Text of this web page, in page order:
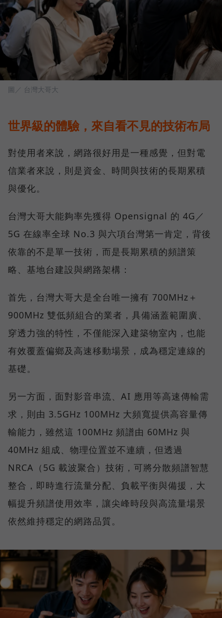
圖／ 台灣大哥大
世界級的體驗，來自看不見的技術布局
對使用者來說，網路很好用是一種感覺，但對電
信業者來說，則是資金、時間與技術的長期累積
與優化。
台灣大哥大能夠率先獲得 Opensignal 的 4G／
5G 在線率全球 No.3 與六項台灣第一肯定，背後
依靠的不是單一技術，而是長期累積的頻譜策
略、基地台建設與網路架構：
首先，台灣大哥大是全台唯一擁有 700MHz＋
900MHz 雙低頻組合的業者，具備涵蓋範圍廣、
穿透力強的特性，不僅能深入建築物室內，也能
有效覆蓋偏鄉及高速移動場景，成為穩定連線的
基礎。
另一方面，面對影音串流、AI 應用等高速傳輸需
求，則由 3.5GHz 100MHz 大頻寬提供高容量傳
輸能力，雖然這 100MHz 頻譜由 60MHz 與
40MHz 組成、物理位置並不連續，但透過
NRCA（5G 載波聚合）技術，可將分散頻譜智慧
整合，即時進行流量分配、負載平衡與備援，大
幅提升頻譜使用效率，讓尖峰時段與高流量場景
依然維持穩定的網路品質。